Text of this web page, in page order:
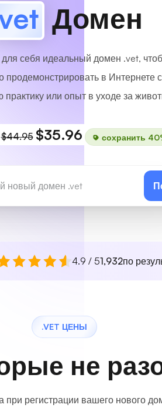
Домен
для себя идеальный домен .vet,
продемонстрировать в Интернете
практику или опыт в уходе за
$44.95 $35.96 сохранить
4.9 / 51,932по
.VET ЦЕНЫ
не
при регистрации вашего нового